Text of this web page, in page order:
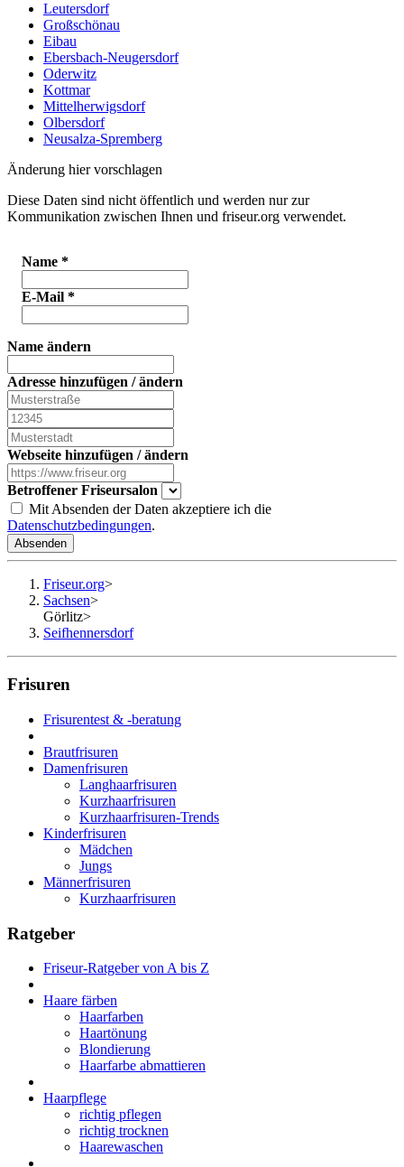
Leutersdorf
Großschönau
Eibau
Ebersbach-Neugersdorf
Oderwitz
Kottmar
Mittelherwigsdorf
Olbersdorf
Neusalza-Spremberg
Änderung hier vorschlagen
Diese Daten sind nicht öffentlich und werden nur zur
Kommunikation zwischen Ihnen und friseur.org verwendet.
Name *
E-Mail *
Name ändern
Adresse hinzufügen / ändern
Webseite hinzufügen / ändern
Betroffener Friseursalon
Mit Absenden der Daten akzeptiere ich die
Datenschutzbedingungen.
Absenden
Friseur.org>
Sachsen>
Görlitz>
Seifhennersdorf
Frisuren
Frisurentest & -beratung
Brautfrisuren
Damenfrisuren
Langhaarfrisuren
Kurzhaarfrisuren
Kurzhaarfrisuren-Trends
Kinderfrisuren
Mädchen
Jungs
Männerfrisuren
Kurzhaarfrisuren
Ratgeber
Friseur-Ratgeber von A bis Z
Haare färben
Haarfarben
Haartönung
Blondierung
Haarfarbe abmattieren
Haarpflege
richtig pflegen
richtig trocknen
Haarewaschen